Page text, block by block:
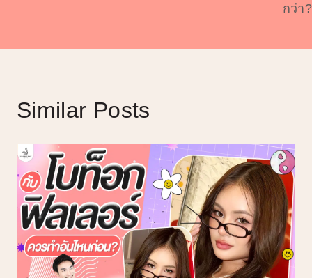
กว่า?
Similar Posts